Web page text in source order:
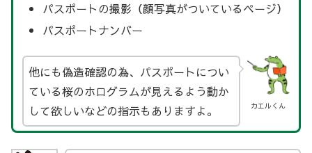
パスポートの撮影（顔写真がついているページ）
パスポートナンバー
カエルくん
他にも偽造確認の為、パスポートについ
ている桜のホログラムが見えるよう動か
して欲しいなどの指示もありますよ。